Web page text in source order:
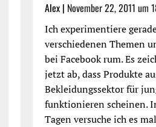
Alex | November 22, 2011 um
Ich experimentiere
verschiedenen Themen
bei Facebook rum. Es
jetzt ab, dass Produkte
Bekleidungssektor für
funktionieren scheinen.
Tagen versuche ich es